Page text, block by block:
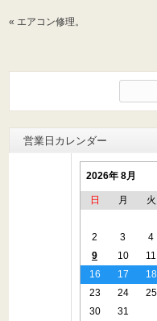
« エアコン修理。
索:
営業日カレンダー
2026年 8月
日 月 火
2
3 4
9
10 11
16
17 18
23
24 25
30
31